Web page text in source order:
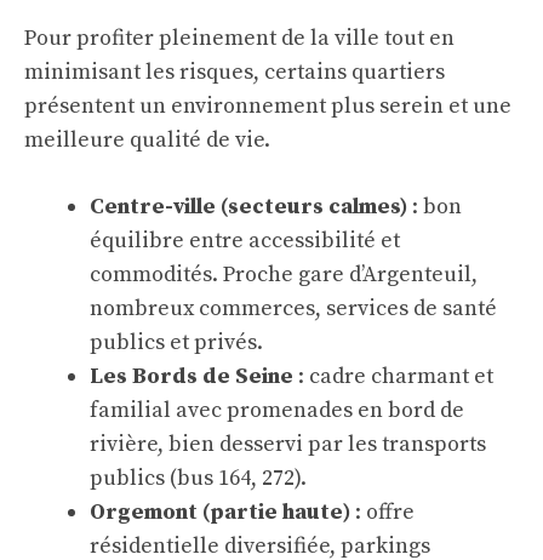
Pour profiter pleinement de la ville tout en
minimisant les risques, certains quartiers
présentent un environnement plus serein et une
meilleure qualité de vie.
Centre-ville (secteurs calmes) : bon
équilibre entre accessibilité et
commodités. Proche gare d’Argenteuil,
nombreux commerces, services de santé
publics et privés.
Les Bords de Seine : cadre charmant et
familial avec promenades en bord de
rivière, bien desservi par les transports
publics (bus 164, 272).
Orgemont (partie haute) : offre
résidentielle diversifiée, parkings